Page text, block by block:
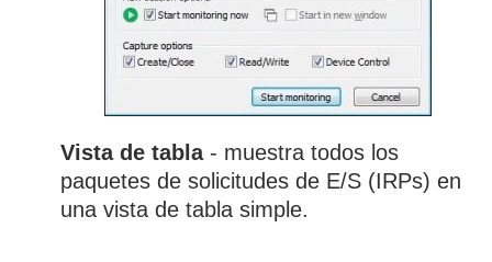
Vista de tabla- muestra todos los
paquetes de solicitudes de E/S (IRPs) en
una vista de tabla simple.